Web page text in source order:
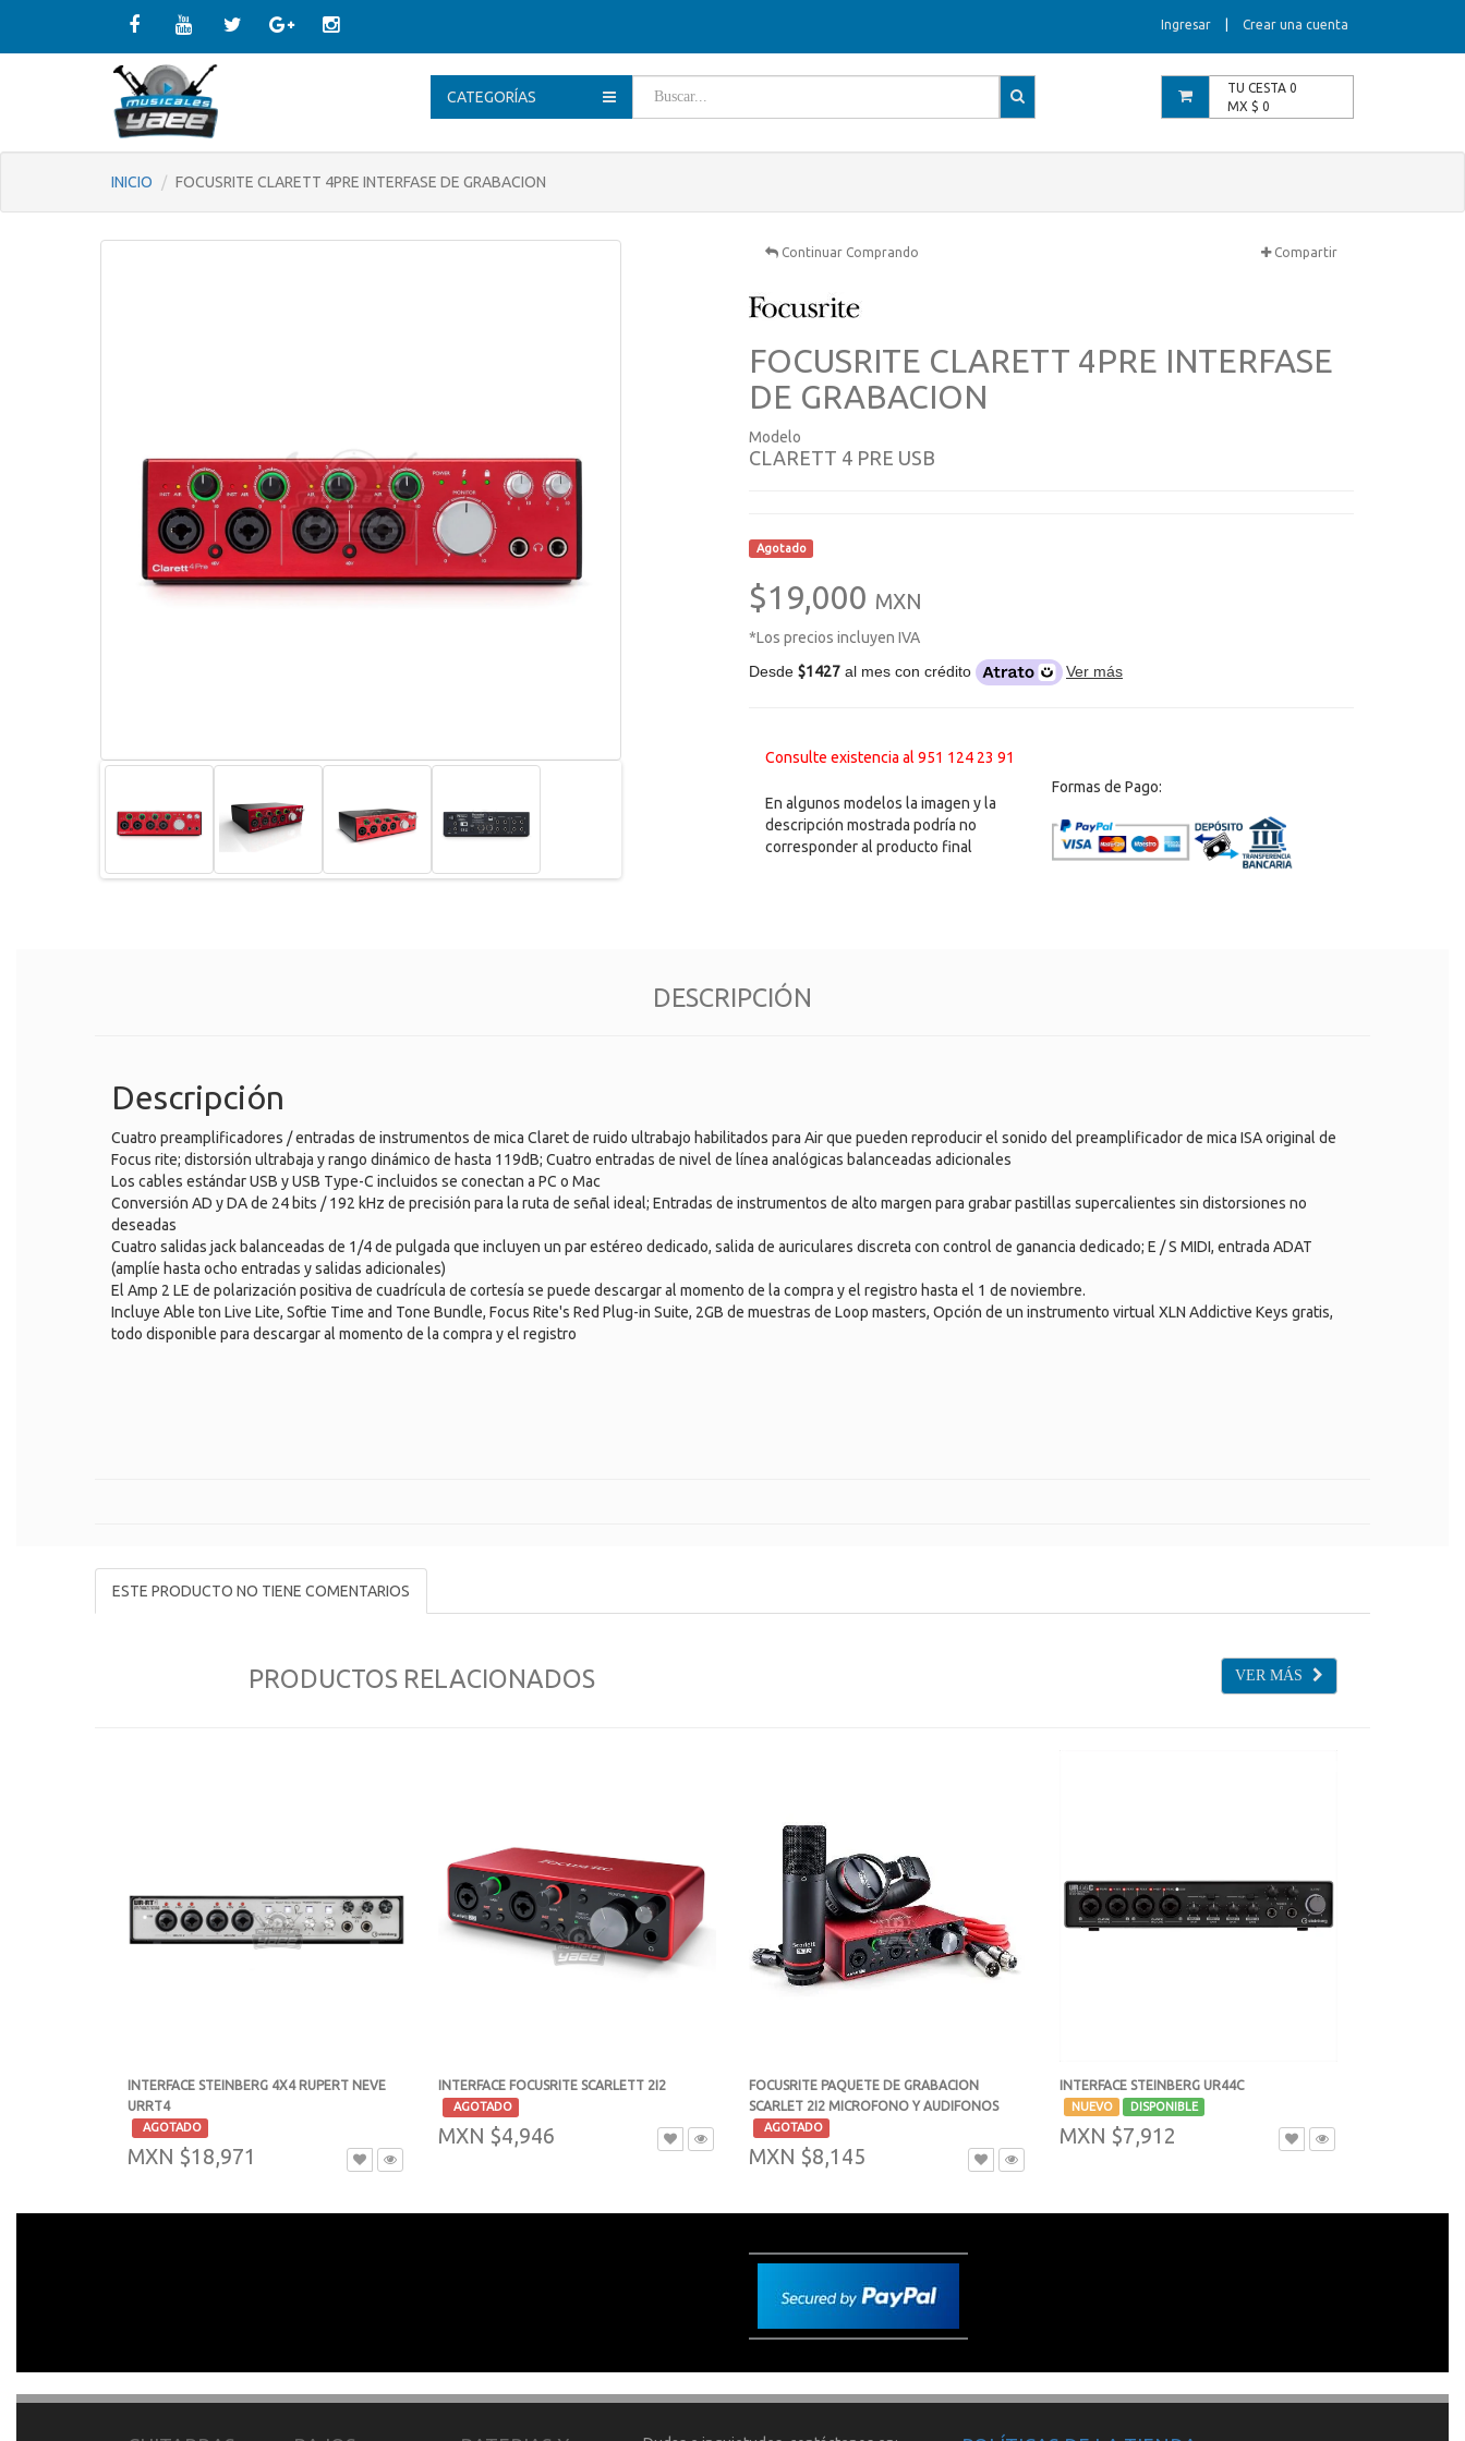
Ingresar Crear una cuenta
CATEGORÍAS
TU CESTA 0
MX $ 0
INICIO FOCUSRITE CLARETT 4PRE INTERFASE DE GRABACION
Continuar Comprando Compartir
FOCUSRITE CLARETT 4PRE INTERFASE
DE GRABACION
Modelo
CLARETT 4 PRE USB
Agotado
$19,000 MXN
*Los precios incluyen IVA
Desde $1427 al mes con crédito Ver más
Consulte existencia al 951 124 23 91
En algunos modelos la imagen y la
descripción mostrada podría no
corresponder al producto final
Formas de Pago:
DESCRIPCIÓN
Descripción
Cuatro preamplificadores / entradas de instrumentos de mica Claret de ruido ultrabajo habilitados para Air que pueden reproducir el sonido del preamplificador de mica ISA original de
Focus rite; distorsión ultrabaja y rango dinámico de hasta 119dB; Cuatro entradas de nivel de línea analógicas balanceadas adicionales
Los cables estándar USB y USB Type-C incluidos se conectan a PC o Mac
Conversión AD y DA de 24 bits / 192 kHz de precisión para la ruta de señal ideal; Entradas de instrumentos de alto margen para grabar pastillas supercalientes sin distorsiones no
deseadas
Cuatro salidas jack balanceadas de 1/4 de pulgada que incluyen un par estéreo dedicado, salida de auriculares discreta con control de ganancia dedicado; E / S MIDI, entrada ADAT
(amplíe hasta ocho entradas y salidas adicionales)
El Amp 2 LE de polarización positiva de cuadrícula de cortesía se puede descargar al momento de la compra y el registro hasta el 1 de noviembre.
Incluye Able ton Live Lite, Softie Time and Tone Bundle, Focus Rite's Red Plug-in Suite, 2GB de muestras de Loop masters, Opción de un instrumento virtual XLN Addictive Keys gratis,
todo disponible para descargar al momento de la compra y el registro
ESTE PRODUCTO NO TIENE COMENTARIOS
PRODUCTOS RELACIONADOS VER MÁS
INTERFACE STEINBERG 4X4 RUPERT NEVE
URRT4
AGOTADO
MXN $18,971
INTERFACE FOCUSRITE SCARLETT 2I2
AGOTADO
MXN $4,946
FOCUSRITE PAQUETE DE GRABACION
SCARLET 2I2 MICROFONO Y AUDIFONOS
AGOTADO
MXN $8,145
INTERFACE STEINBERG UR44C
NUEVO DISPONIBLE
MXN $7,912